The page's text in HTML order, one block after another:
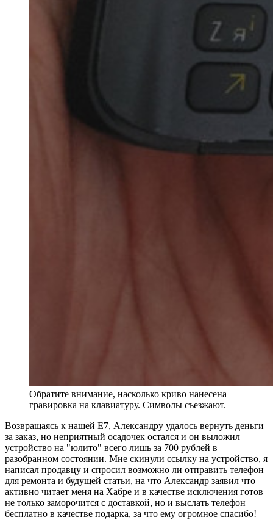
Обратите внимание, насколько криво нанесена
гравировка на клавиатуру. Символы съезжают.
Возвращаясь к нашей E7, Александру удалось вернуть деньги
за заказ, но неприятный осадочек остался и он выложил
устройство на "юлито" всего лишь за 700 рублей в
разобранном состоянии. Мне скинули ссылку на устройство, я
написал продавцу и спросил возможно ли отправить телефон
для ремонта и будущей статьи, на что Александр заявил что
активно читает меня на Хабре и в качестве исключения готов
не только заморочится с доставкой, но и выслать телефон
бесплатно в качестве подарка, за что ему огромное спасибо!